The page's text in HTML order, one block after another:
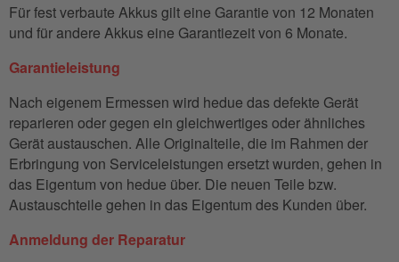
Für fest verbaute Akkus gilt eine Garantie von 12 Monaten
und für andere Akkus eine Garantiezeit von 6 Monate.
Garantieleistung
Nach eigenem Ermessen wird hedue das defekte Gerät
reparieren oder gegen ein gleichwertiges oder ähnliches
Gerät austauschen. Alle Originalteile, die im Rahmen der
Erbringung von Serviceleistungen ersetzt wurden, gehen in
das Eigentum von hedue über. Die neuen Teile bzw.
Austauschteile gehen in das Eigentum des Kunden über.
Anmeldung der Reparatur